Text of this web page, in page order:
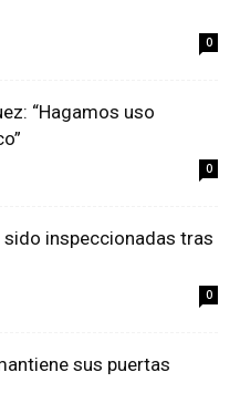
0
“Hagamos uso
0
inspeccionadas tras
0
sus puertas